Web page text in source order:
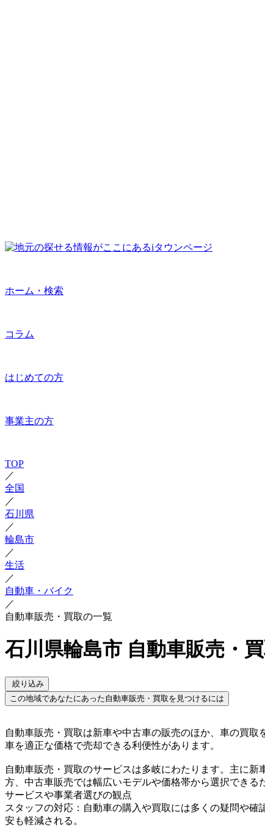
ホーム・検索
コラム
はじめての方
事業主の方
TOP
／
全国
／
石川県
／
輪島市
／
生活
／
自動車・バイク
／
自動車販売・買取の一覧
石川県輪島市 自動車販売・
絞り込み
この地域であなたにあった自動車販売・買取を見つけるには
自動車販売・買取は新車や中古車の販売のほか、車の買
車を適正な価格で売却できる利便性があります。
自動車販売・買取のサービスは多岐にわたります。主に
方、中古車販売では幅広いモデルや価格帯から選択でき
サービスや事業者選びの観点
スタッフの対応：自動車の購入や買取には多くの疑問や
安も軽減される。